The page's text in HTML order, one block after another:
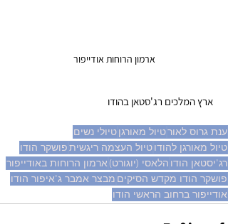
ארמון הרוחות אודייפור
ענת גרוס לאורטיול מאורגןטיולי נשים
טיול מאורגן להודוטיול העצמה ריגשיתפושקר הודו
רג'יסטאן הודו הלאסי (יוגורט)ארמון הרוחות באודייפור
פושקר הודו מקדש הסיקים מבצר אמבר ג'איפור הודו
אודייפור ברחוב הראשי הודו